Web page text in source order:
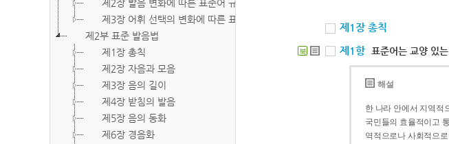
제2장 발음 변화에 따른 표준어 규정
제3장 어휘 선택의 변화에 따른 표준어 규정
제2부 표준 발음법
제1장 총칙
제2장 자음과 모음
제3장 음의 길이
제4장 받침의 발음
제5장 음의 동화
제6장 경음화
제1장 총칙
북 제1항 표준어는 교양 있
해설
한 나라 안에서 지역적
국민들의 효율적이고
역적으로나 사회적으